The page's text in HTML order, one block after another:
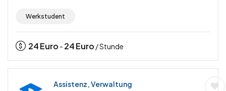
Werkstudent
24Euro - 24Euro / Stunde
Assistenz, Verwaltung